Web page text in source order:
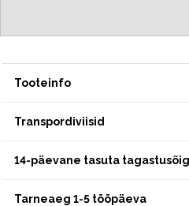
Tooteinfo
Transpordiviisid
14-päevane tasuta
Tarneaeg 1-5 tööpäeva